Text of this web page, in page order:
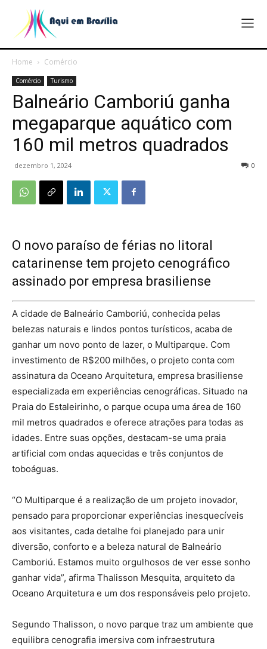
Home Comércio
Comércio Turismo
Balneário Camboriú ganha
megaparque aquático com
160 mil metros quadrados
dezembro 1, 2024 0
O novo paraíso de férias no litoral
catarinense tem projeto cenográfico
assinado por empresa brasiliense
A cidade de Balneário Camboriú, conhecida pelas
belezas naturais e lindos pontos turísticos, acaba de
ganhar um novo ponto de lazer, o Multiparque. Com
investimento de R$200 milhões, o projeto conta com
assinatura da Oceano Arquitetura, empresa brasiliense
especializada em experiências cenográficas. Situado na
Praia do Estaleirinho, o parque ocupa uma área de 160
mil metros quadrados e oferece atrações para todas as
idades. Entre suas opções, destacam-se uma praia
artificial com ondas aquecidas e três conjuntos de
toboáguas.
“O Multiparque é a realização de um projeto inovador,
pensado para proporcionar experiências inesquecíveis
aos visitantes, cada detalhe foi planejado para unir
diversão, conforto e a beleza natural de Balneário
Camboriú. Estamos muito orgulhosos de ver esse sonho
ganhar vida”, afirma Thalisson Mesquita, arquiteto da
Oceano Arquitetura e um dos responsáveis pelo projeto.
Segundo Thalisson, o novo parque traz um ambiente que
equilibra cenografia imersiva com infraestrutura